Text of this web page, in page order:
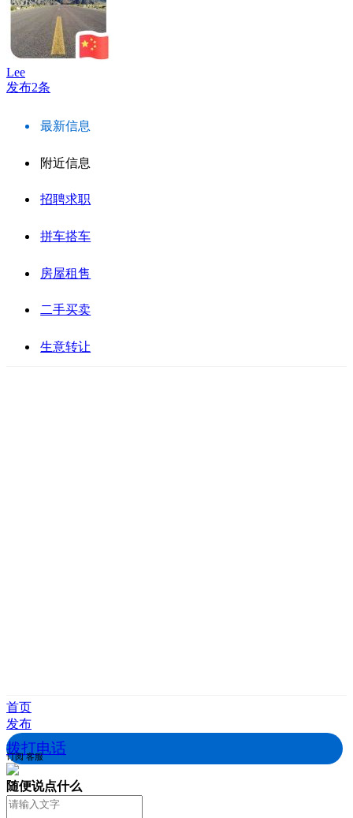
Lee
发布2条
最新信息
附近信息
招聘求职
拼车搭车
房屋租售
二手买卖
生意转让
首页
发布
拨打电话
订阅 客服
随便说点什么